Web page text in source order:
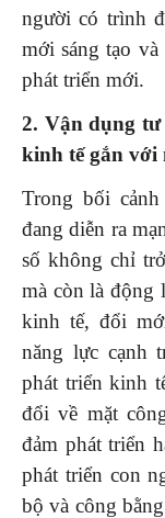
người có trình
mới sáng tạo
phát triển mới.
2. Vận dụng
kinh tế gắn với
Trong bối
đang diễn ra
số không chỉ
mà còn là động
kinh tế, đổi
năng lực cạnh
phát triển kinh
đổi về mặt
đảm phát triển
phát triển con
bộ và công